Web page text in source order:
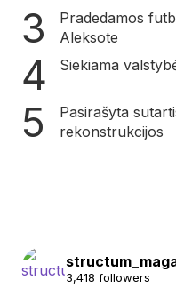
Pradedamos
Aleksote
Siekiama
Pasirašyta
rekonstrukcijos
3,418 followers